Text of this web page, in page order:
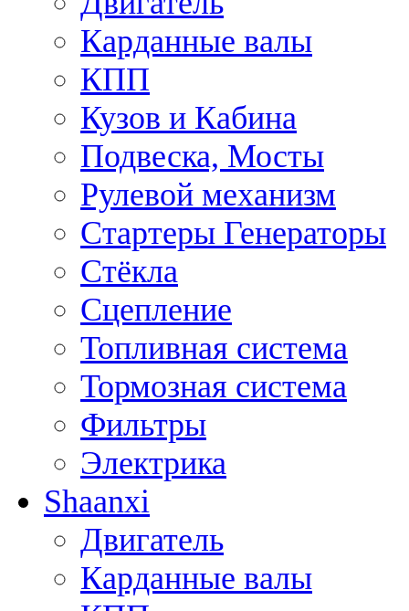
Карданные валы
КПП
Кузов и Кабина
Подвеска, Мосты
Рулевой механизм
Стартеры Генераторы
Стёкла
Сцепление
Топливная система
Тормозная система
Фильтры
Электрика
Shaanxi
Двигатель
Карданные валы